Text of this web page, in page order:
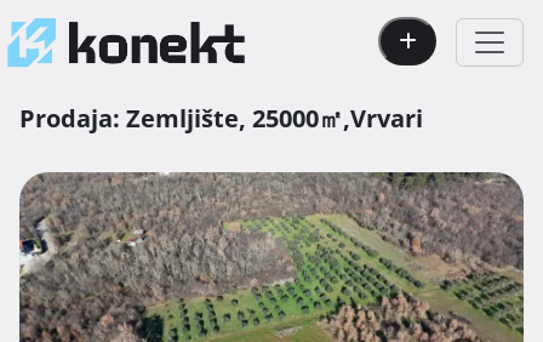
Prodaja: Zemljište, 25000㎡,Vrvari